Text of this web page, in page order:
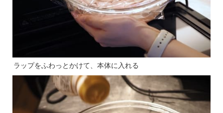
ラップをふわっとかけて、本体に入れる